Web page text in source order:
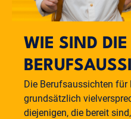
WIE SIND DIE
Die Berufsaussichten für
grundsätzlich
diejenigen, die bereit